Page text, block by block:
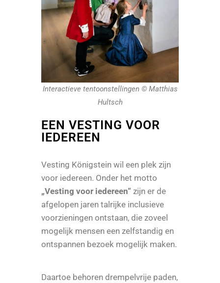
Interactieve tentoonstellingen © Matthias
Hultsch
EEN VESTING VOOR
IEDEREEN
Vesting Königstein wil een plek zijn
voor iedereen. Onder het motto
„Vesting voor iedereen“ zijn er de
afgelopen jaren talrijke inclusieve
voorzieningen ontstaan, die zoveel
mogelijk mensen een zelfstandig en
ontspannen bezoek mogelijk maken.
Daartoe behoren drempelvrije paden,